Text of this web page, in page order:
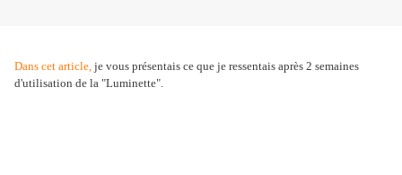
Dans cet article, je vous présentais ce que je ressentais après 2 semaines
d'utilisation de la "Luminette".